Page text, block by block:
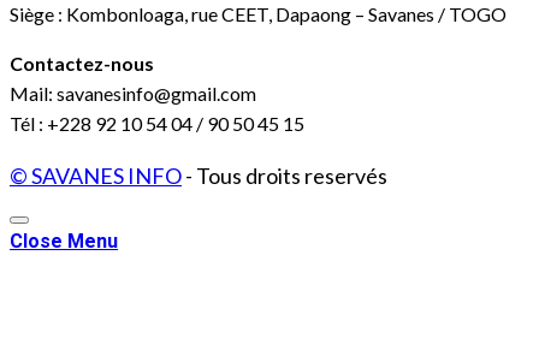
Siège : Kombonloaga, rue CEET, Dapaong – Savanes / TOGO
Contactez-nous
Mail: savanesinfo@gmail.com
Tél : +228 92 10 54 04 / 90 50 45 15
© SAVANES INFO- Tous droits reservés
Close Menu